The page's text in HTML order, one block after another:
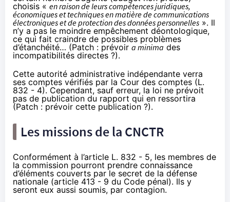
choisis « en raison de leurs compétences juridiques,
économiques et techniques en matière de communications
électroniques et de protection des données personnelles ». Il
n’y a pas le moindre empêchement déontologique,
ce qui fait craindre de possibles problèmes
d’étanchéité… (Patch : prévoir a minima des
incompatibilités directes ?).
Cette autorité administrative indépendante verra
ses comptes vérifiés par la Cour des comptes (L.
832 - 4). Cependant, sauf erreur, la loi ne prévoit
pas de publication du rapport qui en ressortira
(Patch : prévoir cette publication ?).
Les missions de la CNCTR
Conformément à l’article L. 832 - 5, les membres de
la commission pourront prendre connaissance
d’éléments couverts par le secret de la défense
nationale (article 413 - 9 du Code pénal). Ils y
seront eux aussi soumis, par contagion.